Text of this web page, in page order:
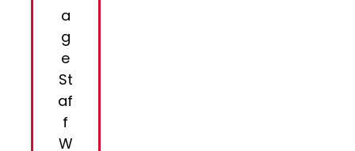
a
g
e
St
af
f
W